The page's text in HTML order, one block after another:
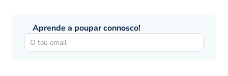
Aprende a poupar connosco!